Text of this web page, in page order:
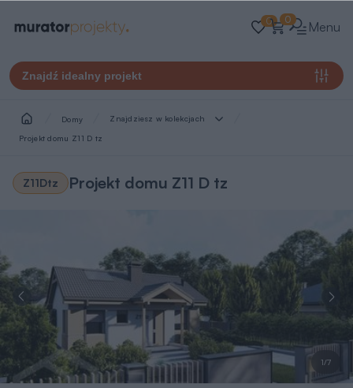
0 0 Menu
Znajdź idealny projekt
Domy Znajdziesz w kolekcjach
Projekt domu Z11 D tz
Z11Dtz Projekt domu Z11 D tz
1/7